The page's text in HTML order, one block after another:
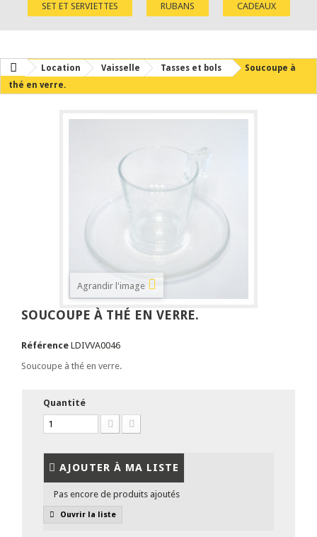
SET ET SERVIETTES RUBANS CADEAUX
Location Vaisselle Tasses et bols
Soucoupe à
thé en verre.
Agrandir l'image
SOUCOUPE À THÉ EN VERRE.
Référence LDIVVA0046
Soucoupe à thé en verre.
Quantité
AJOUTER À MA LISTE
Pas encore de produits ajoutés
Ouvrir la liste